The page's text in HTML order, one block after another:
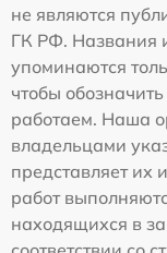
не являются
ГК РФ. Названия
упоминаются
чтобы
работаем. Наша
владельцами
представляет их
работ
находящихся в